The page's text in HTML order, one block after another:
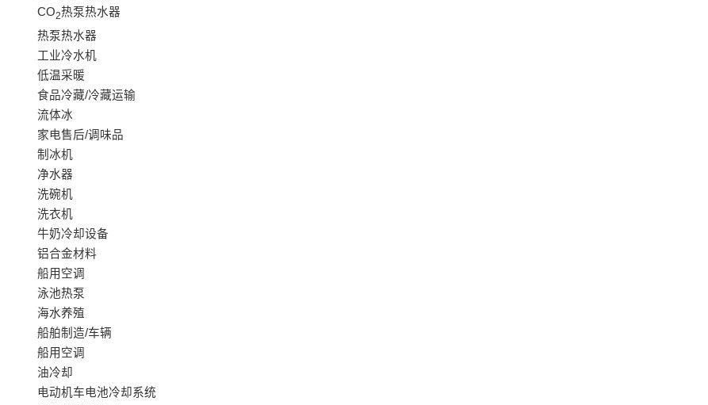
CO2热泵热水器
热泵热水器
工业冷水机
低温采暖
食品冷藏/冷藏运输
流体冰
家电售后/调味品
制冰机
净水器
洗碗机
洗衣机
牛奶冷却设备
铝合金材料
船用空调
泳池热泵
海水养殖
船舶制造/车辆
船用空调
油冷却
电动机车电池冷却系统